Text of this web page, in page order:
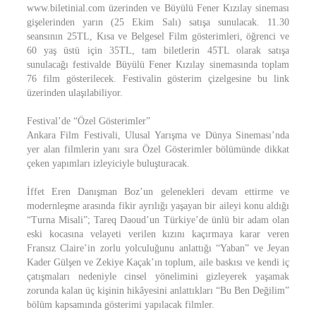
www.biletinial.com üzerinden ve Büyülü Fener Kızılay sineması
gişelerinden yarın (25 Ekim Salı) satışa sunulacak. 11.30
seansının 25TL, Kısa ve Belgesel Film gösterimleri, öğrenci ve
60 yaş üstü için 35TL, tam biletlerin 45TL olarak satışa
sunulacağı festivalde Büyülü Fener Kızılay sinemasında toplam
76 film gösterilecek. Festivalin gösterim çizelgesine bu link
üzerinden ulaşılabiliyor.
Festival’de “Özel Gösterimler”
Ankara Film Festivali, Ulusal Yarışma ve Dünya Sineması’nda
yer alan filmlerin yanı sıra Özel Gösterimler bölümünde dikkat
çeken yapımları izleyiciyle buluşturacak.
İffet Eren Danışman Boz’un gelenekleri devam ettirme ve
modernleşme arasında fikir ayrılığı yaşayan bir aileyi konu aldığı
“Turna Misali”; Tareq Daoud’un Türkiye’de ünlü bir adam olan
eski kocasına velayeti verilen kızını kaçırmaya karar veren
Fransız Claire’in zorlu yolculuğunu anlattığı “Yaban” ve Jeyan
Kader Gülşen ve Zekiye Kaçak’ın toplum, aile baskısı ve kendi iç
çatışmaları nedeniyle cinsel yönelimini gizleyerek yaşamak
zorunda kalan üç kişinin hikâyesini anlattıkları “Bu Ben Değilim”
bölüm kapsamında gösterimi yapılacak filmler.